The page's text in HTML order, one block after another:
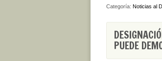
Categoría: Noticias al
PUEDE